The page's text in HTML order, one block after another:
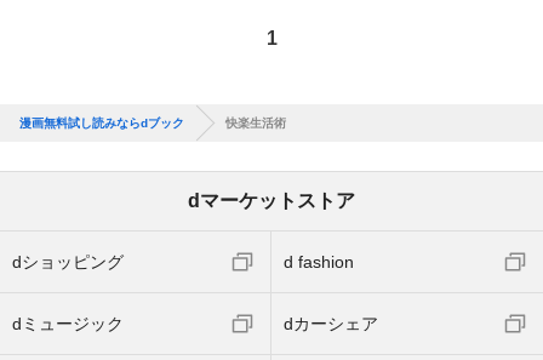
1
漫画無料試し読みならdブック 快楽生活術
dマーケットストア
dショッピング d fashion
dミュージック dカーシェア